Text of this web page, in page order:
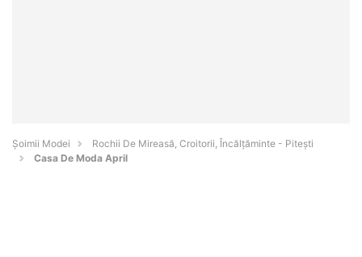
Șoimii Modei
Rochii De Mireasă, Croitorii, Încălțăminte - Piteşti
Casa De Moda April